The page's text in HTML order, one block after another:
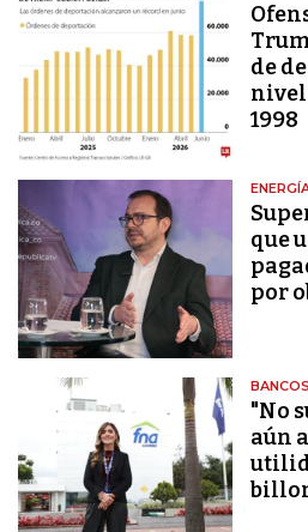
de
nivel
1998
que
por
BANCOS
"No
aún